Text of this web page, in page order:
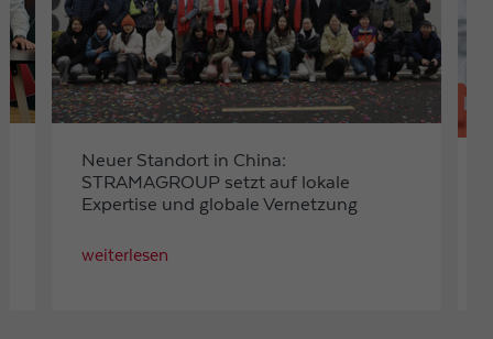
Neuer Standort in China:
STRAMAGROUP setzt auf lokale
Expertise und globale Vernetzung
weiterlesen